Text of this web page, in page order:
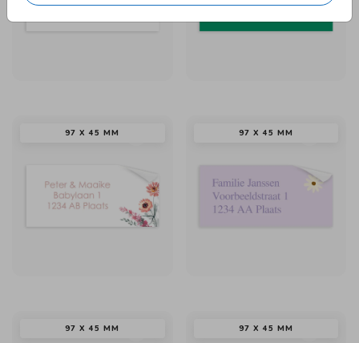
97 X 45 MM 97 X 45 MM
97 X 45 MM 97 X 45 MM